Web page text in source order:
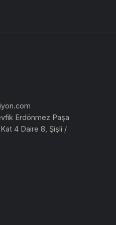
Erdönmez Paşa
4 Daire 8, Şişli /